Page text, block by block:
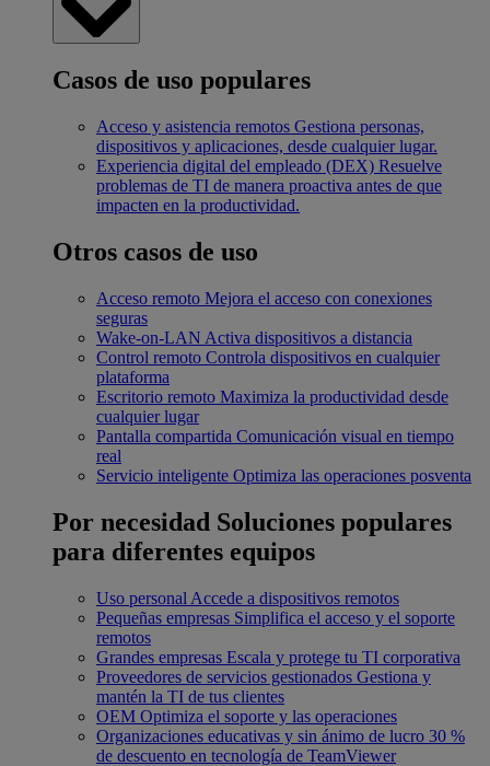
Casos de uso populares
Acceso y asistencia remotos Gestiona personas,
dispositivos y aplicaciones, desde cualquier lugar.
Experiencia digital del empleado (DEX) Resuelve
problemas de TI de manera proactiva antes de que
impacten en la productividad.
Otros casos de uso
Acceso remoto Mejora el acceso con conexiones
seguras
Wake-on-LAN Activa dispositivos a distancia
Control remoto Controla dispositivos en cualquier
plataforma
Escritorio remoto Maximiza la productividad desde
cualquier lugar
Pantalla compartida Comunicación visual en tiempo
real
Servicio inteligente Optimiza las operaciones posventa
Por necesidad Soluciones populares
para diferentes equipos
Uso personal Accede a dispositivos remotos
Pequeñas empresas Simplifica el acceso y el soporte
remotos
Grandes empresas Escala y protege tu TI corporativa
Proveedores de servicios gestionados Gestiona y
mantén la TI de tus clientes
OEM Optimiza el soporte y las operaciones
Organizaciones educativas y sin ánimo de lucro 30 %
de descuento en tecnología de TeamViewer